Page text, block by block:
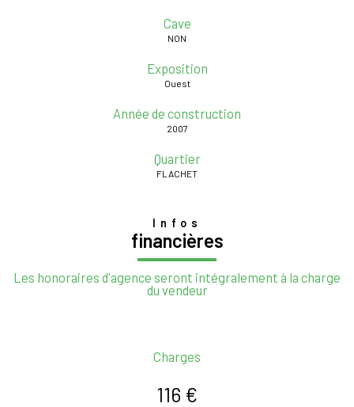
Cave
NON
Exposition
Ouest
Année de construction
2007
Quartier
FLACHET
Infos
financières
Les honoraires d'agence seront intégralement à la charge
du vendeur
Charges
116 €